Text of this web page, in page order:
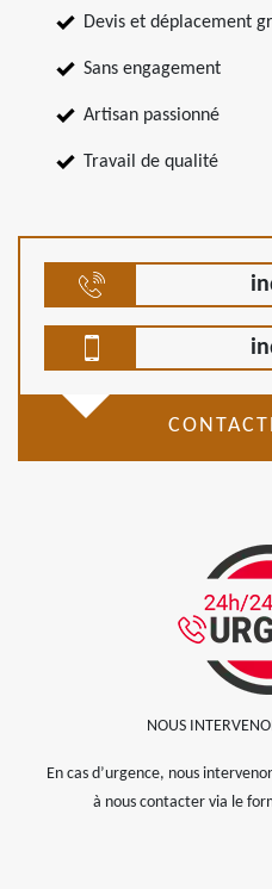
Devis et déplacement
Sans engagement
Artisan passionné
Travail de qualité
NOUS
En cas d’urgence, nous
à nous contacter via le